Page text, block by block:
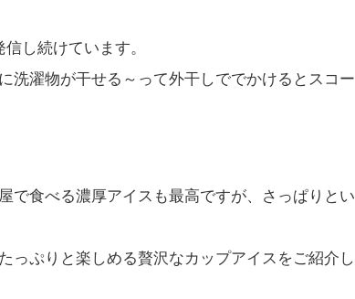
し続けています。
洗濯物が干せる～って外干しででかけるとスコー
で食べる濃厚アイスも最高ですが、さっぱりとい
っぷりと楽しめる贅沢なカップアイスをご紹介し